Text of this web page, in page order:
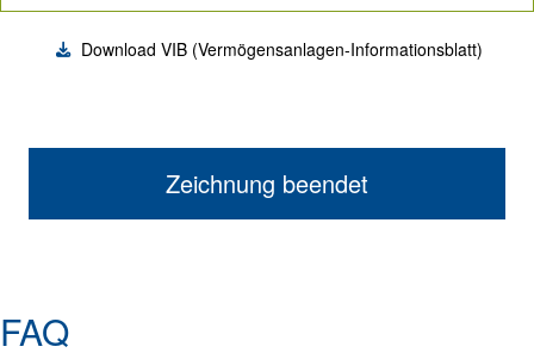
Download VIB (Vermögensanlagen-Informationsblatt)
Zeichnung beendet
FAQ